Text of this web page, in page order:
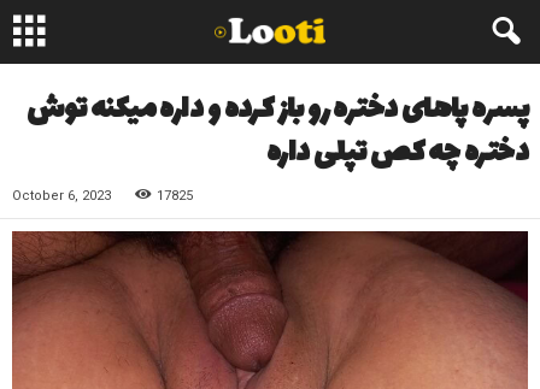
پسره پاهای دختره رو باز کرده و داره میکنه توش
دختره چه کص تپلی داره
October 6, 2023 17825